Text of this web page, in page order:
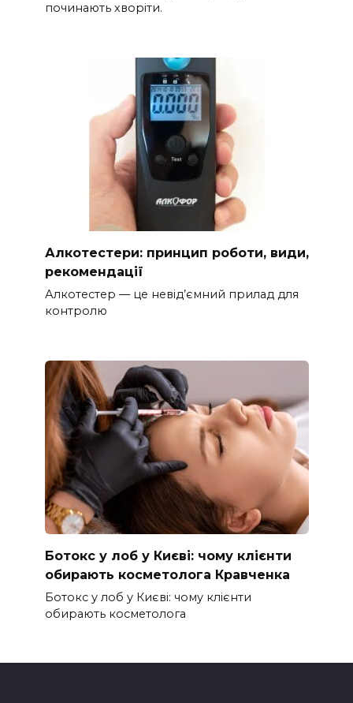
починають хворіти.
Алкотестери: принцип роботи, види,
рекомендації
Алкотестер — це невід’ємний прилад для
контролю
Ботокс у лоб у Києві: чому клієнти
обирають косметолога Кравченка
Ботокс у лоб у Києві: чому клієнти
обирають косметолога